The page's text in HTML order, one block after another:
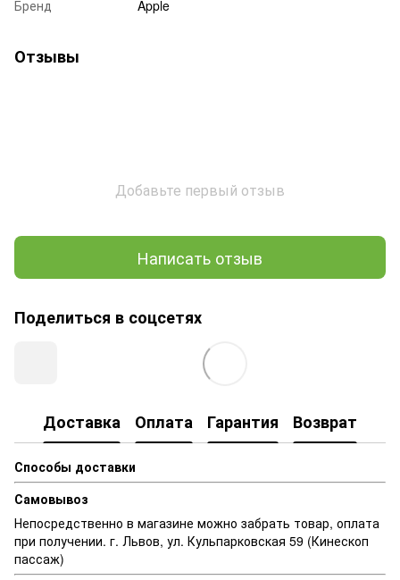
Бренд Apple
Отзывы
Добавьте первый отзыв
Написать отзыв
Поделиться в соцсетях
Доставка Оплата Гарантия Возврат
Способы доставки
Самовывоз
Непосредственно в магазине можно забрать товар, оплата
при получении. г. Львов, ул. Кульпарковская 59 (Кинескоп
пассаж)